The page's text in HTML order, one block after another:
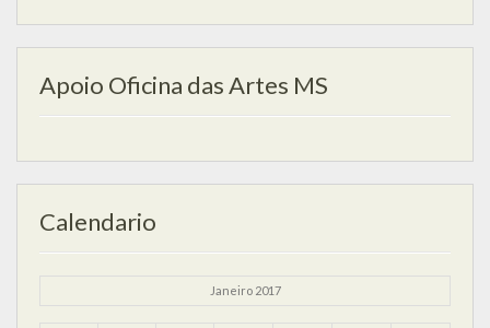
Apoio Oficina das Artes MS
Calendario
Janeiro 2017